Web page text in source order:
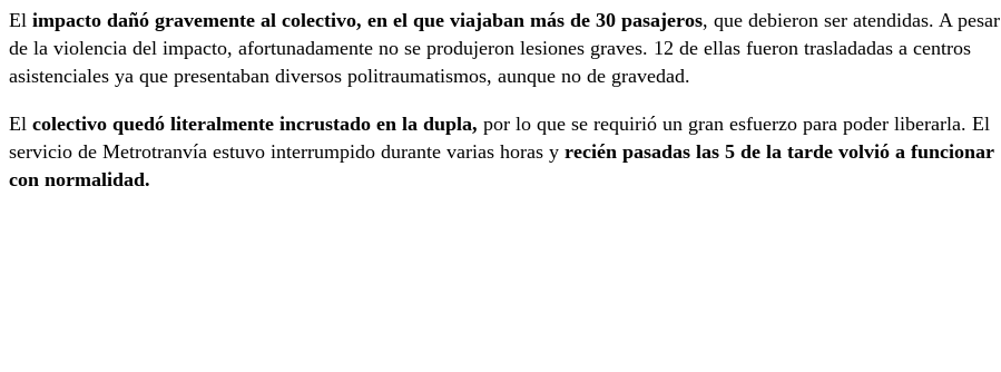
El impacto dañó gravemente al colectivo, en el que viajaban más de 30 pasajeros, que debieron ser atendidas. A pesar
de la violencia del impacto, afortunadamente no se produjeron lesiones graves. 12 de ellas fueron trasladadas a centros
asistenciales ya que presentaban diversos politraumatismos, aunque no de gravedad.
El colectivo quedó literalmente incrustado en la dupla, por lo que se requirió un gran esfuerzo para poder liberarla. El
servicio de Metrotranvía estuvo interrumpido durante varias horas y recién pasadas las 5 de la tarde volvió a funcionar
con normalidad.